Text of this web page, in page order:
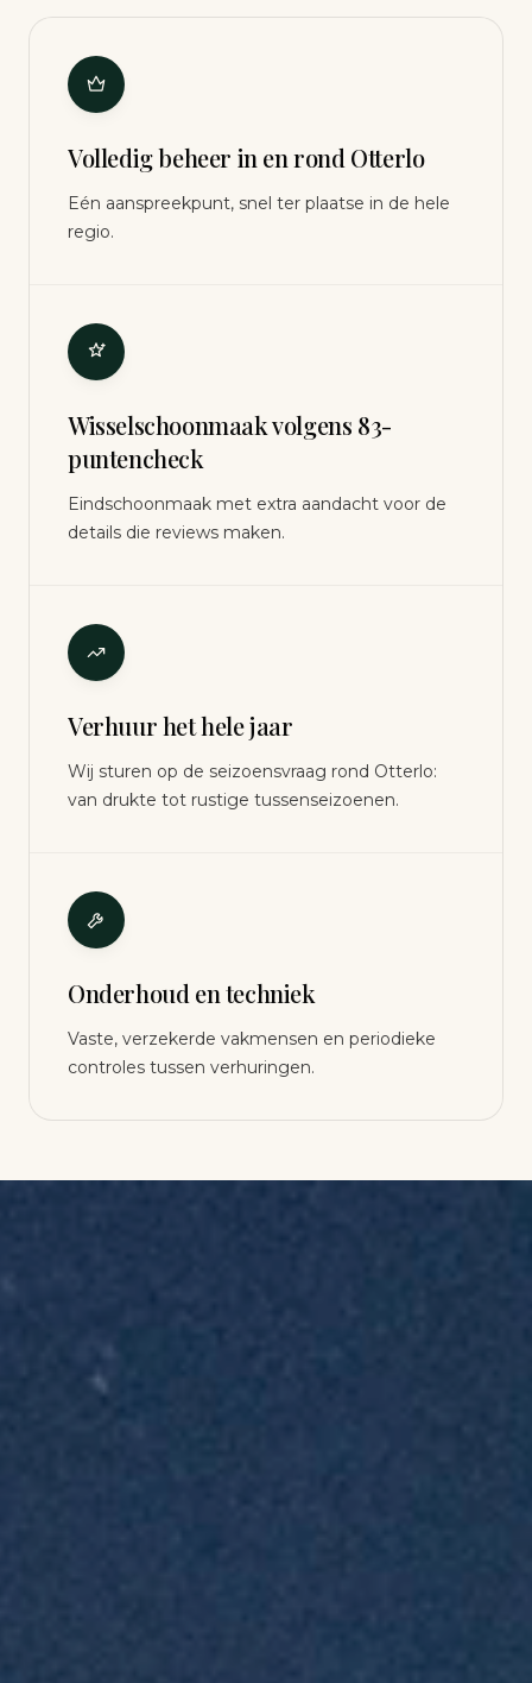
Volledig beheer in en rond Otterlo
Eén aanspreekpunt, snel ter plaatse in de hele
regio.
Wisselschoonmaak volgens 83-
puntencheck
Eindschoonmaak met extra aandacht voor de
details die reviews maken.
Verhuur het hele jaar
Wij sturen op de seizoensvraag rond Otterlo:
van drukte tot rustige tussenseizoenen.
Onderhoud en techniek
Vaste, verzekerde vakmensen en periodieke
controles tussen verhuringen.